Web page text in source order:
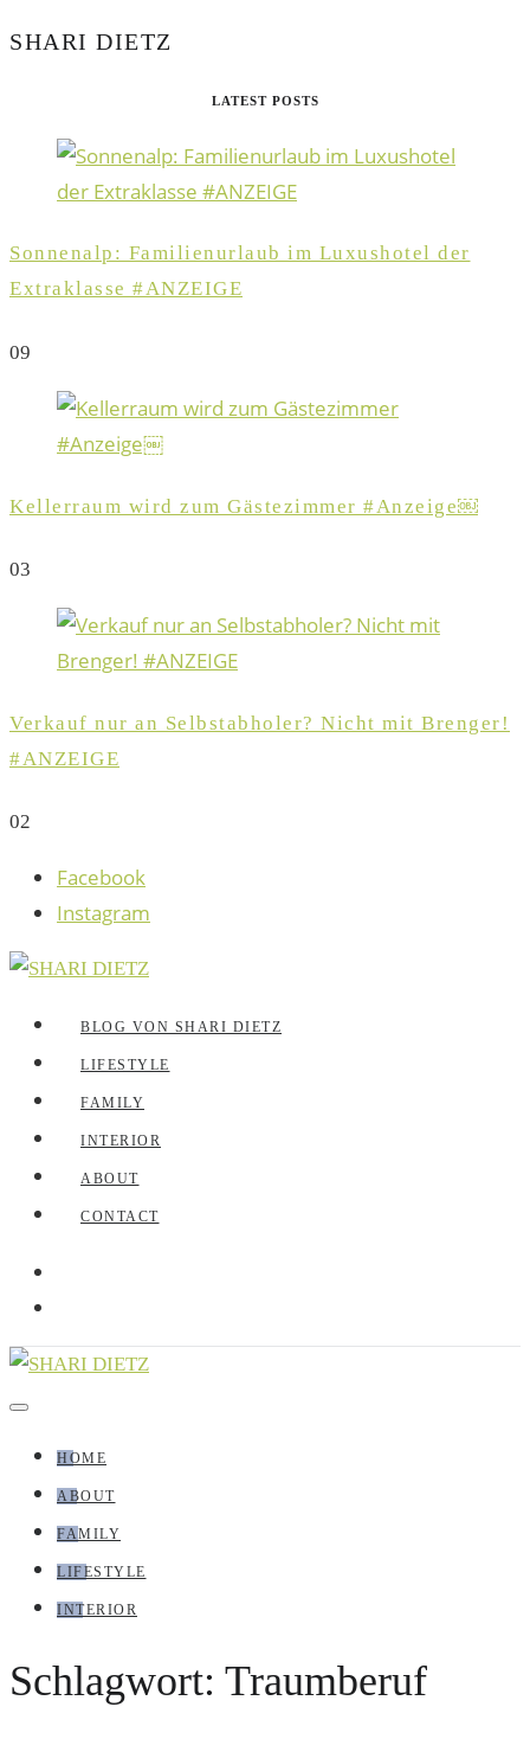
SHARI DIETZ
LATEST POSTS
Sonnenalp: Familienurlaub im Luxushotel der
Extraklasse #ANZEIGE
09
Kellerraum wird zum Gästezimmer #Anzeige￼
03
Verkauf nur an Selbstabholer? Nicht mit Brenger!
#ANZEIGE
02
Facebook
Instagram
BLOG VON SHARI DIETZ
LIFESTYLE
FAMILY
INTERIOR
ABOUT
CONTACT
HOME
ABOUT
FAMILY
LIFESTYLE
INTERIOR
Schlagwort: Traumberuf